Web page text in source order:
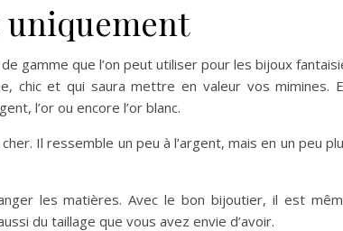
uniquement
gamme que l’on peut utiliser pour les bijoux
chic et qui saura mettre en valeur vos mimines.
l’or ou encore l’or blanc.
Il ressemble un peu à l’argent, mais en un peu
les matières. Avec le bon bijoutier, il est
du taillage que vous avez envie d’avoir.